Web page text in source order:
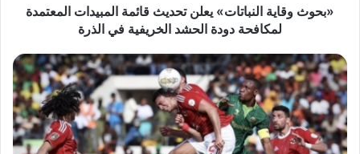
دودة
في
الذرة
«بحوث وقاية النباتات» يعلن تحديث قائمة المبيدات المعتمدة
لمكافحة دودة الحشد الخريفية في الذرة
الأهلي
يتعادل
مع
يانج
أفريكانز
ويؤجل